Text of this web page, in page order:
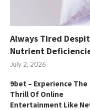
Always Tired
Nutrient
July 2, 2026
9bet – Experience The
Thrill Of Online
Entertainment Like